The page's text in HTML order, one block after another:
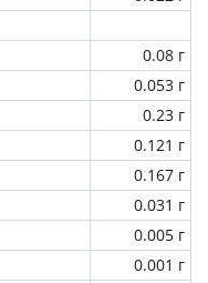
0.08 г
0.053 г
0.23 г
0.121 г
0.167 г
0.031 г
0.005 г
0.001 г